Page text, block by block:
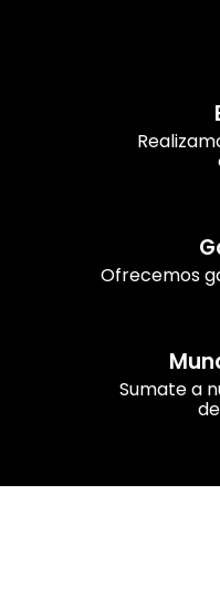
Ofrecemos
Sumate a